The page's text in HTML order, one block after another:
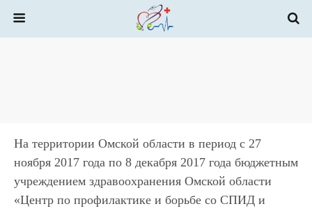
На территории Омской области в период с 27
ноября 2017 года по 8 декабря 2017 года бюджетным
учреждением здравоохранения Омской области
«Центр по профилактике и борьбе со СПИД и